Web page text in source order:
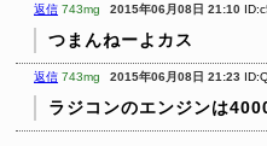
返信 743mg 2015年06月08日 21:10
つまんねーよカス
返信 743mg 2015年06月08日 21:23
ラジコンのエンジンは